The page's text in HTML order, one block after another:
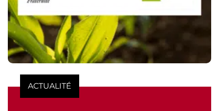
ACTUALITÉ